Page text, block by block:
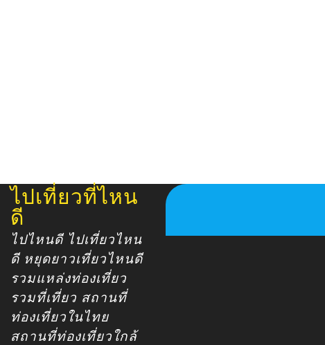
Skip
content
ไปเที่ยวที่ไหน
ดี
ไปไหนดี ไปเที่ยวไหน
ดี หยุดยาวเที่ยวไหนดี
รวมแหล่งท่องเที่ยว
รวมที่เที่ยว สถานที่
ท่องเที่ยวในไทย
สถานที่ท่องเที่ยวใกล้